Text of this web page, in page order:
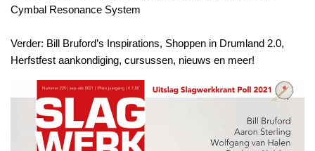
Cymbal Resonance System
Verder: Bill Bruford’s Inspirations, Shoppen in Drumland 2.0,
Herfstfest aankondiging, cursussen, nieuws en meer!